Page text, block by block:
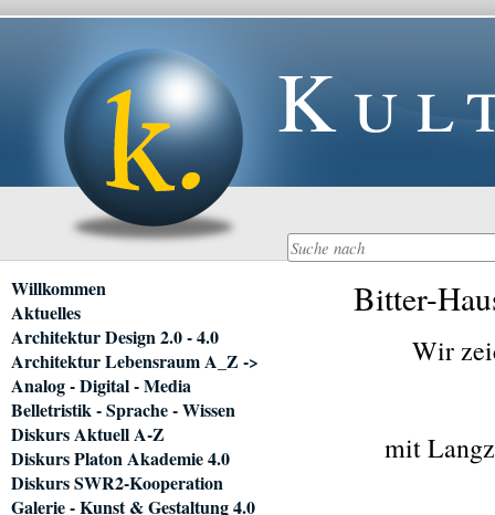
Bitter-
Wir
mit
Navigation
überspringen
Willkommen
Aktuelles
Architektur Design 2.0 - 4.0
Architektur Lebensraum A_Z ->
Analog - Digital - Media
Belletristik - Sprache - Wissen
Diskurs Aktuell A-Z
Diskurs Platon Akademie 4.0
Diskurs SWR2-Kooperation
Galerie - Kunst & Gestaltung 4.0